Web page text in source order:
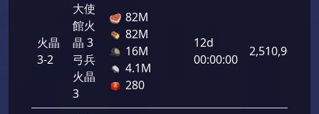
火晶
3-2
大使
館火
晶 3
弓兵
火晶
3
82M
82M
16M
4.1M
280
12d
00:00:00
2,510,900